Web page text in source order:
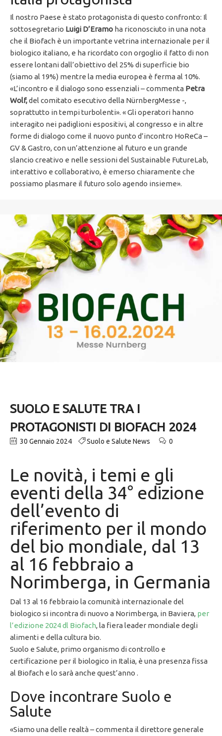
Il nostro Paese è stato protagonista di questo confronto: Il
sottosegretario Luigi D’Eramo ha riconosciuto in una nota
che il Biofach è un importante vetrina internazionale per il
biologico italiano, e ha ricordato con orgoglio il fatto di non
essere lontani dall’obiettivo del 25% di superficie bio
(siamo al 19%) mentre la media europea è ferma al 10%.
«L’incontro e il dialogo sono essenziali – commenta Petra
Wolf,del comitato esecutivo della NürnbergMesse -,
soprattutto in tempi turbolenti». « Gli operatori hanno
interagito nei padiglioni espositivi, al congresso e in altre
forme di dialogo come il nuovo punto d’incontro HoReCa –
GV & Gastro, con un’attenzione al futuro e un grande
slancio creativo e nelle sessioni del Sustainable FutureLab,
interattivo e collaborativo, è emerso chiaramente che
possiamo plasmare il futuro solo agendo insieme».
SUOLO E SALUTE TRA I
PROTAGONISTI DI BIOFACH 2024
30 Gennaio 2024 Suolo e Salute News 0
Le novità, i temi e gli
eventi della 34° edizione
dell’evento di
riferimento per il mondo
del bio mondiale, dal 13
al 16 febbraio a
Norimberga, in Germania
Dal 13 al 16 febbraio la comunità internazionale del
biologico si incontra di nuovo a Norimberga, in Baviera, per
l’edizione 2024 dl Biofach, la fiera leader mondiale degli
alimenti e della cultura bio.
Suolo e Salute, primo organismo di controllo e
certificazione per il biologico in Italia, è una presenza fissa
al Biofach e lo sarà anche quest’anno .
Dove incontrare Suolo e
Salute
«Siamo una delle realtà – commenta il direttore generale